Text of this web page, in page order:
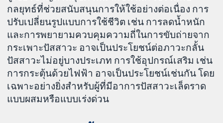
กลยุทธ์ที่ช่วยสนับสนุนการให้ใช้อย่างต่อเนื่อง การ
ปรับเปลี่ยนรูปแบบการใช้ชีวิต เช่น การลดน้ำหนัก
และการพยายามควบคุมความถี่ในการขับถ่ายจาก
กระเพาะปัสสาวะ อาจเป็นประโยชน์ต่อภาวะกลั้น
ปัสสาวะไม่อยู่บางประเภท การใช้อุปกรณ์เสริม เช่น
การกระตุ้นด้วยไฟฟ้า อาจเป็นประโยชน์เช่นกัน โดย
เฉพาะอย่างยิ่งสำหรับผู้ที่มีอาการปัสสาวะเล็ดราด
แบบผสมหรือแบบเร่งด่วน